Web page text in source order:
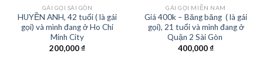
GÁI GỌI SÀI GÒN
HUYỀN ANH, 42 tuổi ( là gái
gọi) và mình đang ở Ho Chi
Minh City
200,000₫
GÁI GỌI MIỀN NAM
Giá 400k – Băng băng ( là gái
gọi), 21 tuổi và mình đang ở
Quận 2 Sài Gòn
400,000₫